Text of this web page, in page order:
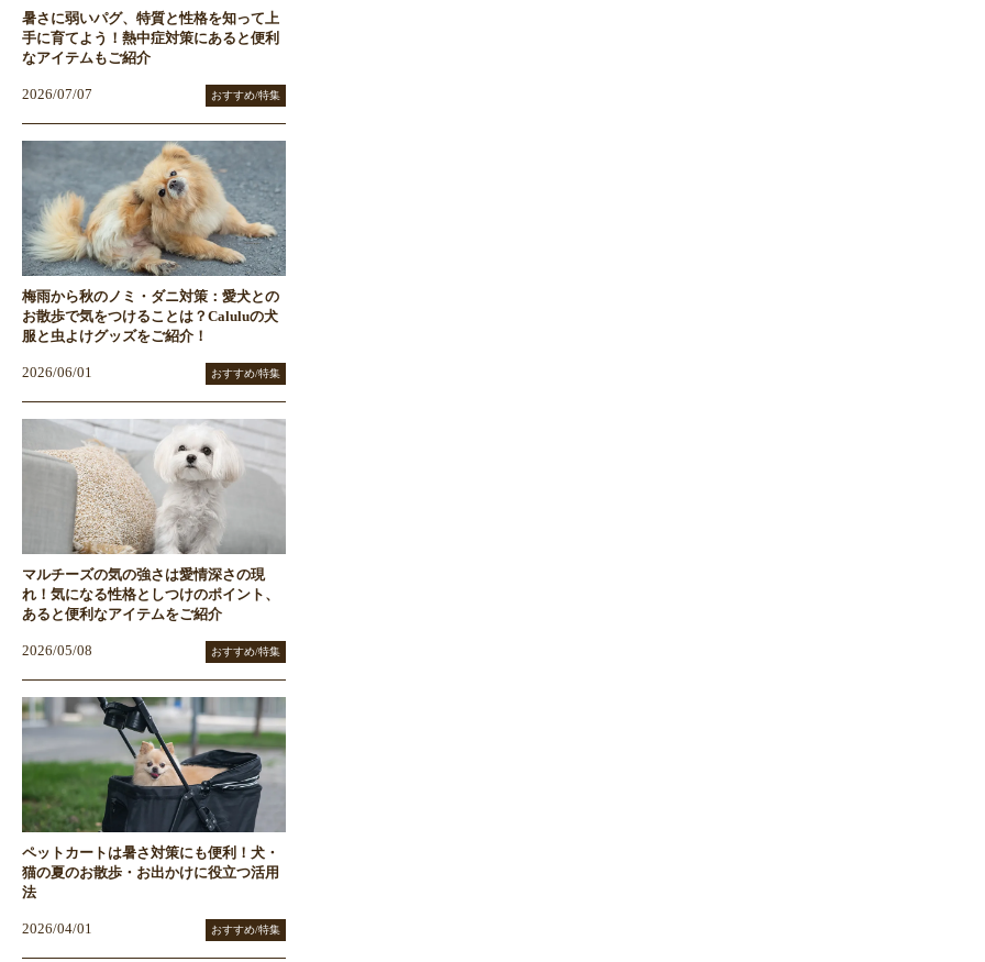
暑さに弱いパグ、特質と性格を知って上
手に育てよう！熱中症対策にあると便利
なアイテムもご紹介
2026/07/07 おすすめ/特集
梅雨から秋のノミ・ダニ対策：愛犬との
お散歩で気をつけることは？Caluluの犬
服と虫よけグッズをご紹介！
2026/06/01 おすすめ/特集
マルチーズの気の強さは愛情深さの現
れ！気になる性格としつけのポイント、
あると便利なアイテムをご紹介
2026/05/08 おすすめ/特集
ペットカートは暑さ対策にも便利！犬・
猫の夏のお散歩・お出かけに役立つ活用
法
2026/04/01 おすすめ/特集